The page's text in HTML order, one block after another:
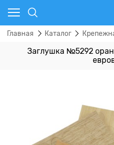
Главная Каталог
Заглушка №5292